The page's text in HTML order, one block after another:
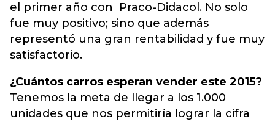
el primer año con Praco-Didacol. No solo
fue muy positivo; sino que además
representó una gran rentabilidad y fue muy
satisfactorio.
¿Cuántos carros esperan vender este 2015?
Tenemos la meta de llegar a los 1.000
unidades que nos permitiría lograr la cifra